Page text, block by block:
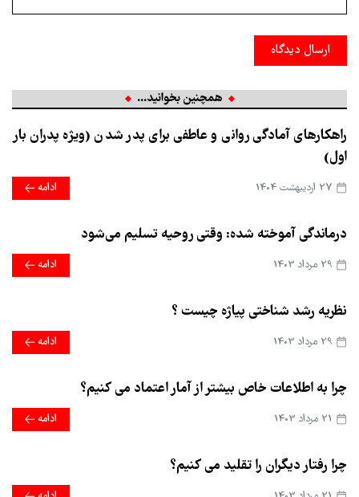
ارسال دیدگاه
همچنین بخوانید...
راهکارهای آمادگی روانی و عاطفی برای پدر شدن (ویژه پدران بار
اول)
ادامه
درماندگی آموخته شده: وقتی روحیه تسلیم می‌شود
ادامه
نظریه رشد شناختی پیاژه چیست ؟
ادامه
چرا به اطلاعات خاص بیشتر از آمار اعتماد می کنیم؟
ادامه
چرا رفتار دیگران را تقلید می کنیم؟